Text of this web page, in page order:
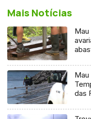
Mais Notícias
das